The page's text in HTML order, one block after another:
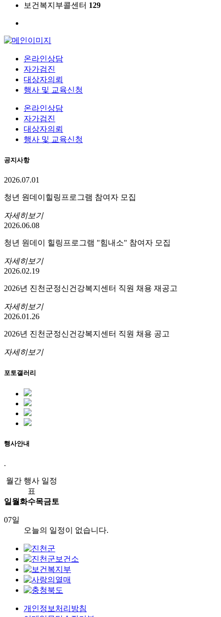
보건복지부콜센터 129
온라인상담
자가검진
대상자의뢰
행사 및 교육신청
온라인상담
자가검진
대상자의뢰
행사 및 교육신청
공지사항
2026.07.01
청년 원데이힐링프로그램 참여자 모집
자세히보기
2026.06.08
청년 원데이 힐링프로그램 "힘내소" 참여자 모집
자세히보기
2026.02.19
2026년 진천군정신건강복지센터 직원 채용 재공고
자세히보기
2026.01.26
2026년 진천군정신건강복지센터 직원 채용 공고
자세히보기
포토갤러리
행사안내
.
월간 행사 일정
표
일 월화수목금토
07일
오늘의 일정이 없습니다.
개인정보처리방침